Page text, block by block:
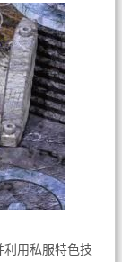
用私服特色技